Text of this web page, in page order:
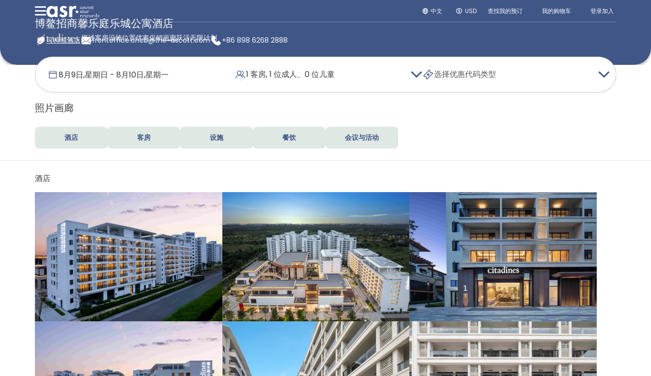
中文 USD 查找我的预订 我的购物车 登录加入
概述客房设施位置优惠促销画廊跃活无限计划
1 客房, 1 位成人、0 位儿童 选择优惠代码类型
博鳌招商馨乐庭乐城公寓酒店
可持续酒店 frontoffice.chcb@the-ascott.com +86 898 6268 2888
首页 馨乐庭服务公寓 中国 博鳌招商馨乐庭乐城公寓酒店
照片画廊
酒店 客房 设施 餐饮 会议与活动
酒店